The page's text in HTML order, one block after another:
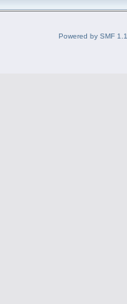
Powered by SMF